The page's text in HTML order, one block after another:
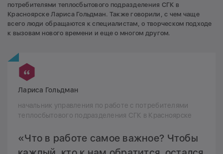
потребителями теплосбытового подразделения СГК в
Красноярске Лариса Гольдман. Также говорили, с чем чаще
всего люди обращаются к специалистам, о творческом подходе
к вызовам нового времени и еще о многом другом.
Лариса Гольдман
начальник управления по работе с потребителями
теплосбытового подразделения СГК в Красноярске
«Что в работе самое важное? Чтобы